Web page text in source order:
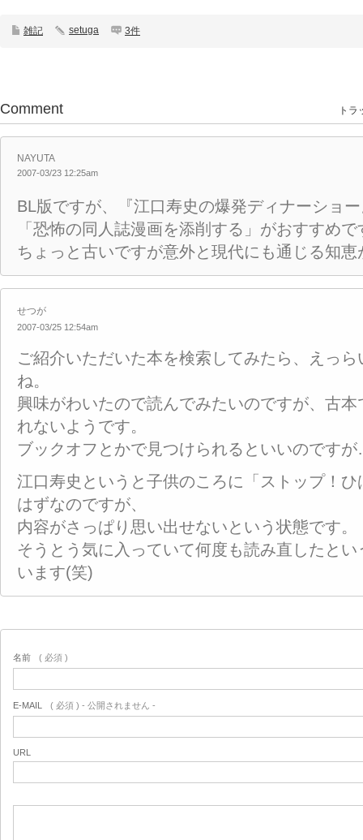
雑記 setuga 3件
Comment トラ
NAYUTA
2007-03/23 12:25am
BL版ですが、『江口寿史の爆発ディナーショ
「恐怖の同人誌漫画を添削する」がおすすめで
ちょっと古いですが意外と現代にも通じる知恵
せつが
2007-03/25 12:54am
ご紹介いただいた本を検索してみたら、えっ
ね。
興味がわいたので読んでみたいのですが、古
れないようです。
ブックオフとかで見つけられるといいのです
江口寿史というと子供のころに「ストップ！
はずなのですが、
内容がさっぱり思い出せないという状態です。
そうとう気に入っていて何度も読み直したと
います(笑)
名前 ( 必須 )
E-MAIL ( 必須 ) - 公開されません -
URL